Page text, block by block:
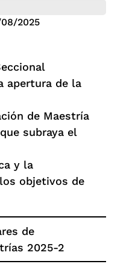
2025
apertura de la
de Maestría
subraya el
y la
objetivos de
de
2025-2